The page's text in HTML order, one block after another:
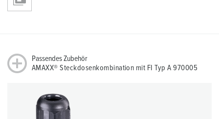
Passendes Zubehör
AMAXX® Steckdosenkombination mit FI Typ A 970005